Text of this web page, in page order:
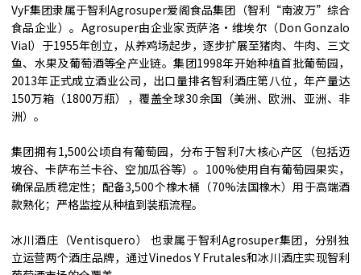
VyF集团隶属于智利Agrosuper爱阁食品集团​（智利“南波万”综合
食品企业）。Agrosuper由企业家贡萨洛·维埃尔（Don Gonzalo
Vial）于1955年创立，从养鸡场起步，逐步扩展至猪肉、牛肉、三文
鱼、水果及葡萄酒等全产业链。集团1998年开始种植首批葡萄园，
2013年正式成立酒业公司，出口量排名智利酒庄第八位，年产量达
150万箱（1800万瓶）​​，覆盖全球30余国（美洲、欧洲、亚洲、非
洲）。
集团拥有1,500公顷自有葡萄园，分布于智利7大核心产区（包括迈
坡谷、卡萨布兰卡谷、空加瓜谷等）。100%使用自有葡萄园果实，
确保品质稳定性；配备3,500个橡木桶​（70%法国橡木）用于高端酒
款熟化；严格监控从种植到装瓶流程。
冰川酒庄（Ventisquero）​​ 也隶属于智利Agrosuper集团，分别独
立运营两个酒庄品牌，通过Vinedos Y Frutales和冰川酒庄实现智利